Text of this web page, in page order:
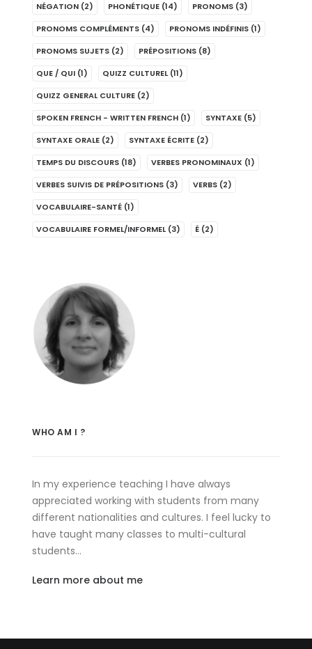
NÉGATION (2) PHONÉTIQUE (14) PRONOMS (3)
PRONOMS COMPLÉMENTS (4) PRONOMS INDÉFINIS (1)
PRONOMS SUJETS (2) PRÉPOSITIONS (8)
QUE / QUI (1) QUIZZ CULTUREL (11)
QUIZZ GENERAL CULTURE (2)
SPOKEN FRENCH - WRITTEN FRENCH (1) SYNTAXE (5)
SYNTAXE ORALE (2) SYNTAXE ÉCRITE (2)
TEMPS DU DISCOURS (18) VERBES PRONOMINAUX (1)
VERBES SUIVIS DE PRÉPOSITIONS (3) VERBS (2)
VOCABULAIRE-SANTÉ (1)
VOCABULAIRE FORMEL/INFORMEL (3) É (2)
WHO AM I ?
In my experience teaching I have always
appreciated working with students from many
different nationalities and cultures. I feel lucky to
have taught many classes to multi-cultural
students…
Learn more about me